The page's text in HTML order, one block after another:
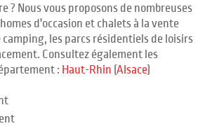
? Nous vous proposons de nombreuses
d'occasion et chalets à la vente
les parcs résidentiels de loisirs
Consultez également les
: Haut-Rhin (Alsace)